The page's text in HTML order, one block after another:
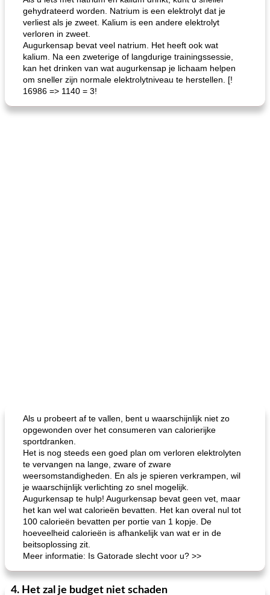
gemakkelijke rijst en hamburger een gerecht diner
gehydrateerd worden. Natrium is een elektrolyt dat je
verliest als je zweet. Kalium is een andere elektrolyt
verloren in zweet.
Augurkensap bevat veel natrium. Het heeft ook wat
kalium. Na een zweterige of langdurige trainingssessie,
kan het drinken van wat augurkensap je lichaam helpen
om sneller zijn normale elektrolytniveau te herstellen. [!
16986 => 1140 = 3!
Als u probeert af te vallen, bent u waarschijnlijk niet zo
opgewonden over het consumeren van calorierijke
sportdranken.
Het is nog steeds een goed plan om verloren elektrolyten
te vervangen na lange, zware of zware
weersomstandigheden. En als je spieren verkrampen, wil
je waarschijnlijk verlichting zo snel mogelijk.
Augurkensap te hulp! Augurkensap bevat geen vet, maar
het kan wel wat calorieën bevatten. Het kan overal nul tot
100 calorieën bevatten per portie van 1 kopje. De
hoeveelheid calorieën is afhankelijk van wat er in de
beitsoplossing zit.
Meer informatie: Is Gatorade slecht voor u? >>
4. Het zal je budget niet schaden